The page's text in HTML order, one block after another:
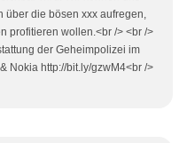
über die bösen xxx aufregen,
profitieren wollen.<br /> <br />
der Geheimpolizei im
Nokia http://bit.ly/gzwM4<br />